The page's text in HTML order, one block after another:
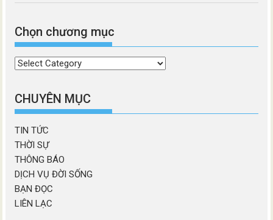
Chọn chương mục
Chọn
mục
CHUYÊN MỤC
TIN TỨC
THỜI SỰ
THÔNG BÁO
DỊCH VỤ ĐỜI SỐNG
BẠN ĐỌC
LIÊN LẠC